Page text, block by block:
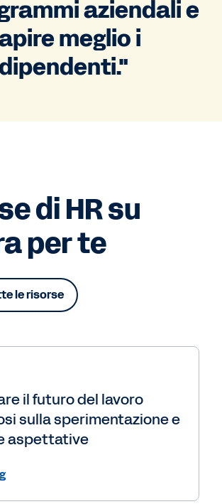
aziendali e
meglio i
di HR su
per te
le risorse
il futuro del lavoro
sulla sperimentazione e
aspettative